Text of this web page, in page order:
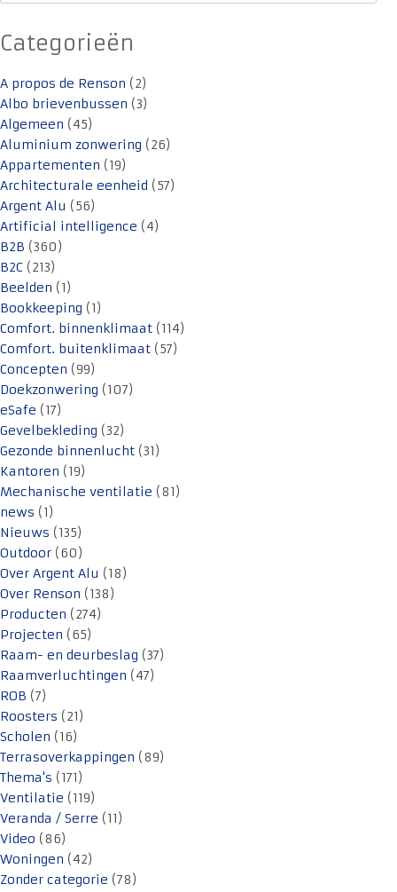
Categorieën
A propos de Renson (2)
Albo brievenbussen (3)
Algemeen (45)
Aluminium zonwering (26)
Appartementen (19)
Architecturale eenheid (57)
Argent Alu (56)
Artificial intelligence (4)
B2B (360)
B2C (213)
Beelden (1)
Bookkeeping (1)
Comfort. binnenklimaat (114)
Comfort. buitenklimaat (57)
Concepten (99)
Doekzonwering (107)
eSafe (17)
Gevelbekleding (32)
Gezonde binnenlucht (31)
Kantoren (19)
Mechanische ventilatie (81)
news (1)
Nieuws (135)
Outdoor (60)
Over Argent Alu (18)
Over Renson (138)
Producten (274)
Projecten (65)
Raam- en deurbeslag (37)
Raamverluchtingen (47)
ROB (7)
Roosters (21)
Scholen (16)
Terrasoverkappingen (89)
Thema's (171)
Ventilatie (119)
Veranda / Serre (11)
Video (86)
Woningen (42)
Zonder categorie (78)